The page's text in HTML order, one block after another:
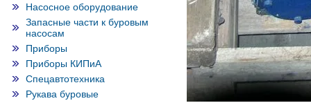
Насосное оборудование
Запасные части к буровым
насосам
Приборы
Приборы КИПиА
Спецавтотехника
Рукава буровые